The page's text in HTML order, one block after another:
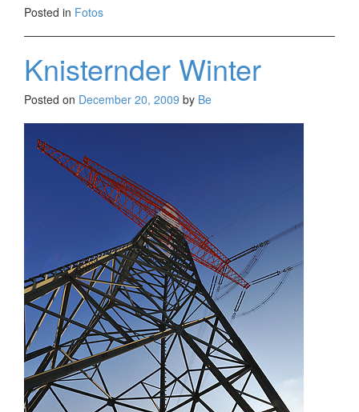
Posted in Fotos
Knisternder Winter
Posted on December 20, 2009 by Be